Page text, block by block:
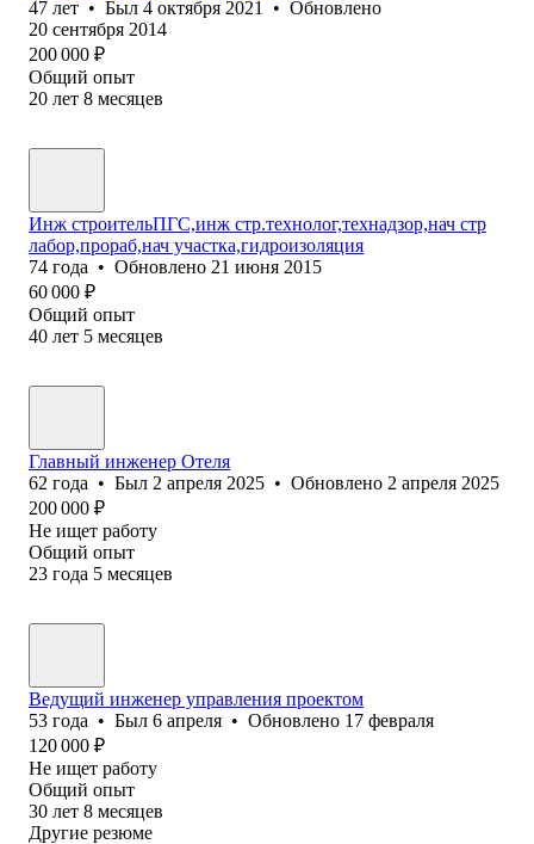
47 лет • Был 4 октября 2021 • Обновлено
20 сентября 2014
200 000 ₽
Общий опыт
20 лет 8 месяцев
Инж строительПГС,инж стр.технолог,технадзор,нач стр
лабор,прораб,нач участка,гидроизоляция
74 года • Обновлено 21 июня 2015
60 000 ₽
Общий опыт
40 лет 5 месяцев
Главный инженер Отеля
62 года • Был 2 апреля 2025 • Обновлено 2 апреля 2025
200 000 ₽
Не ищет работу
Общий опыт
23 года 5 месяцев
Ведущий инженер управления проектом
53 года • Был 6 апреля • Обновлено 17 февраля
120 000 ₽
Не ищет работу
Общий опыт
30 лет 8 месяцев
Другие резюме